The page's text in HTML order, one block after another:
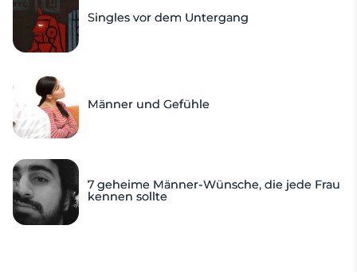
Singles vor dem Untergang
Männer und Gefühle
7 geheime Männer-Wünsche, die jede Frau
kennen sollte